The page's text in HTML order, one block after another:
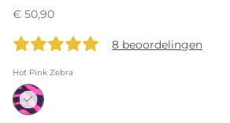
€ 50,90
8 beoordelingen
Hot Pink Zebra